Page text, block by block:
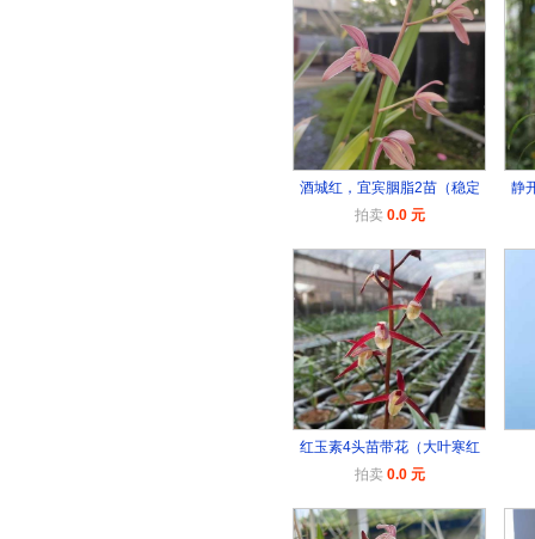
酒城红，宜宾胭脂2苗（稳定
拍卖 0.0 元
静
红玉素4头苗带花（大叶寒红
拍卖 0.0 元